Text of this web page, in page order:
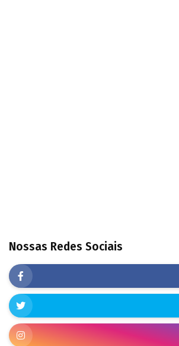
Nossas Redes Sociais